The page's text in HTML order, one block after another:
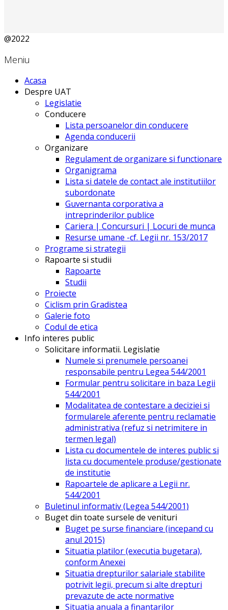
@2022
Meniu
Acasa
Despre UAT
Legislatie
Conducere
Lista persoanelor din conducere
Agenda conducerii
Organizare
Regulament de organizare si functionare
Organigrama
Lista si datele de contact ale institutiilor
subordonate
Guvernanta corporativa a
intreprinderilor publice
Cariera | Concursuri | Locuri de munca
Resurse umane -cf. Legii nr. 153/2017
Programe si strategii
Rapoarte si studii
Rapoarte
Studii
Proiecte
Ciclism prin Gradistea
Galerie foto
Codul de etica
Info interes public
Solicitare informatii. Legislatie
Numele si prenumele persoanei
responsabile pentru Legea 544/2001
Formular pentru solicitare in baza Legii
544/2001
Modalitatea de contestare a deciziei si
formularele aferente pentru reclamatie
administrativa (refuz si netrimitere in
termen legal)
Lista cu documentele de interes public si
lista cu documentele produse/gestionate
de institutie
Rapoartele de aplicare a Legii nr.
544/2001
Buletinul informativ (Legea 544/2001)
Buget din toate sursele de venituri
Buget pe surse financiare (incepand cu
anul 2015)
Situatia platilor (executia bugetara),
conform Anexei
Situatia drepturilor salariale stabilite
potrivit legii, precum si alte drepturi
prevazute de acte normative
Situatia anuala a finantarilor